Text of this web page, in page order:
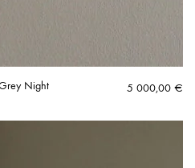
Night 5 000,00 €